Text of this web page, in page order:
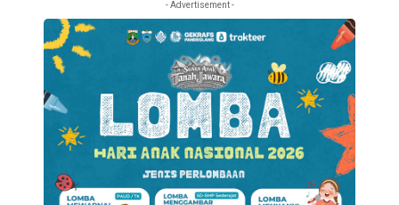
- Advertisement -